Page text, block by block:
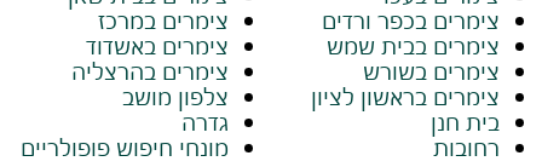
צימרים בכפר ורדים
צימרים במרכז
צימרים בבית שמש
צימרים באשדוד
צימרים בשורש
צימרים בהרצליה
צימרים בראשון לציון
צלפון מושב
בית חנן
גדרה
רחובות
מונחי חיפוש פופולריים